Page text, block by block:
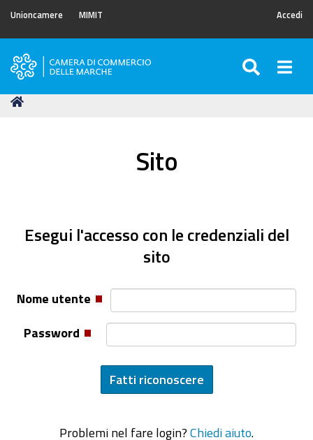
Unioncamere MIMIT Accedi
Camera
Commercio
Tu
Sito
Esegui l'accesso con le credenziali del
sito
Nome utente
Password
Problemi nel fare login? Chiedi aiuto